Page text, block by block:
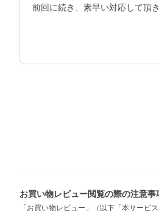
前回に続き、素早い対応して頂
お買い物レビュー閲覧の際の注意事
「お買い物レビュー」（以下「本サービ